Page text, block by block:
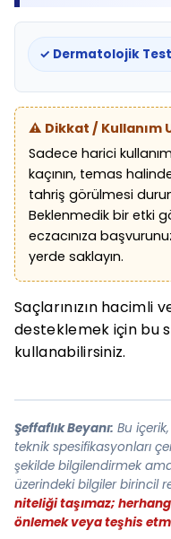
✓ Dermatolojik
⚠️ Dikkat / Kullanım
Sadece harici
kaçının, temas
tahriş görülmesi
Beklenmedik bir etki
eczacınıza
yerde saklayın.
Saçlarınızın hacimli
desteklemek için bu
kullanabilirsiniz.
Şeffaflık Beyanı: Bu
teknik spesifikasyonları
şekilde bilgilendirmek
üzerindeki bilgiler birincil
niteliği taşımaz;
önlemek veya teşhis